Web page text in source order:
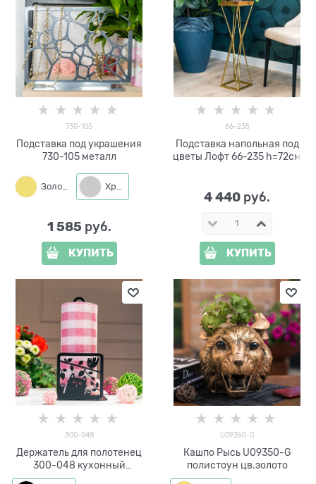
730-105
Подставка под украшения
730-105 металл
Золото Хром
1 585 руб.
КУПИТЬ
66-235
Подставка напольная под
цветы Лофт 66-235 h=72см
4 440 руб.
КУПИТЬ
300-048
Держатель для полотенец
300-048 кухонный
настольный
U09350-G
Кашпо Рысь U09350-G
полистоун цв.золото